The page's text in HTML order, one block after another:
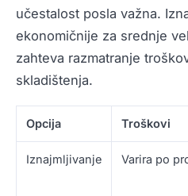
učestalost posla važna.
ekonomičnije za srednje
zahteva razmatranje
skladištenja.
Opcija Troškovi
Iznajmljivanje Varira po